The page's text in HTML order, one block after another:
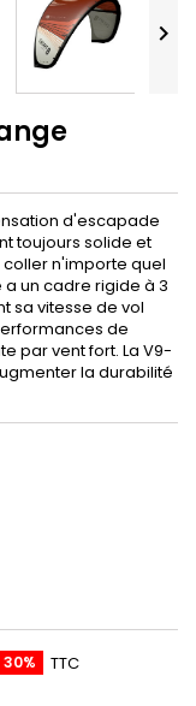

d'escapade
toujours solide et
n'importe quel
un cadre rigide à 3
sa vitesse de vol
de
par vent fort. La V9-
la durabilité
TTC